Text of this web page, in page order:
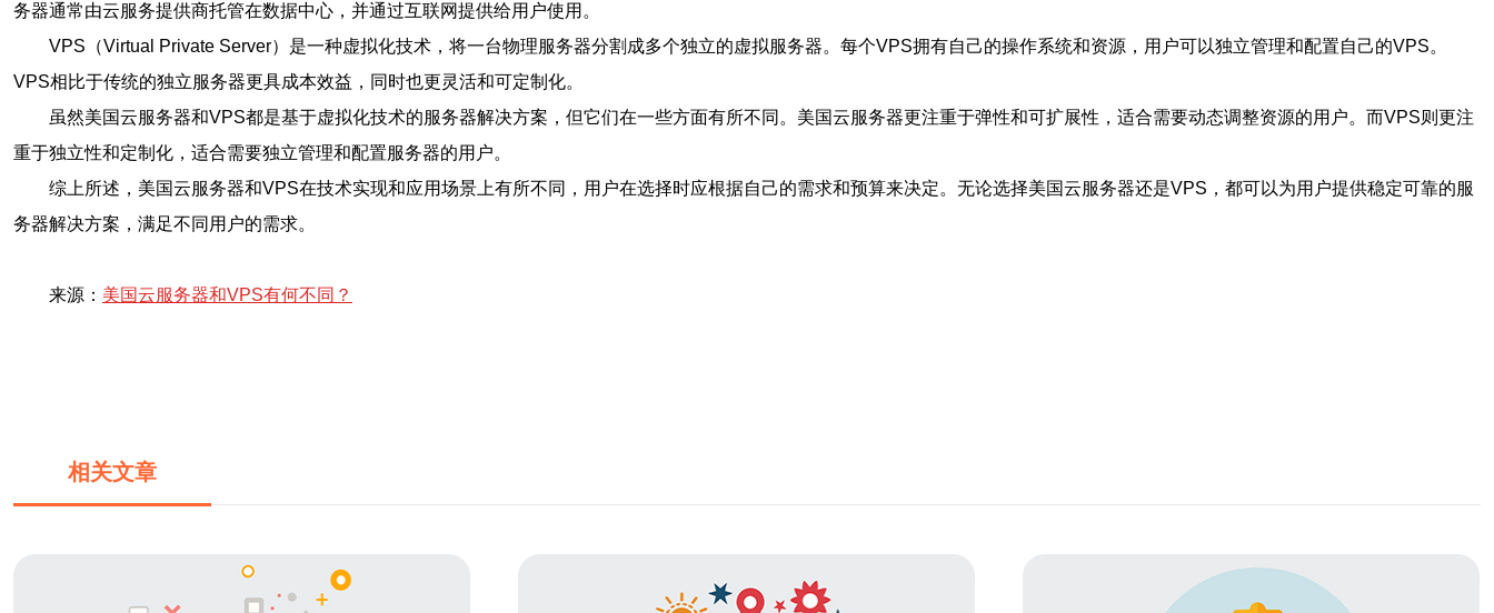
务器通常由云服务提供商托管在数据中心，并通过互联网提供给用户使用。
VPS（Virtual Private Server）是一种虚拟化技术，将一台物理服务器分割成多个独立的虚拟服务器。每个VPS拥有自己的操作系统和资源，用户可以独立管理和配置自己的VPS。
VPS相比于传统的独立服务器更具成本效益，同时也更灵活和可定制化。
虽然美国云服务器和VPS都是基于虚拟化技术的服务器解决方案，但它们在一些方面有所不同。美国云服务器更注重于弹性和可扩展性，适合需要动态调整资源的用户。而VPS则更注
重于独立性和定制化，适合需要独立管理和配置服务器的用户。
综上所述，美国云服务器和VPS在技术实现和应用场景上有所不同，用户在选择时应根据自己的需求和预算来决定。无论选择美国云服务器还是VPS，都可以为用户提供稳定可靠的服
务器解决方案，满足不同用户的需求。
来源： 美国云服务器和VPS有何不同？
相关文章